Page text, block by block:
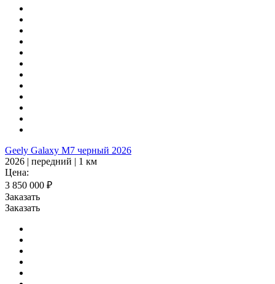
Geely Galaxy M7 черный 2026
2026 | передний | 1 км
Цена:
3 850 000 ₽
Заказать
Заказать